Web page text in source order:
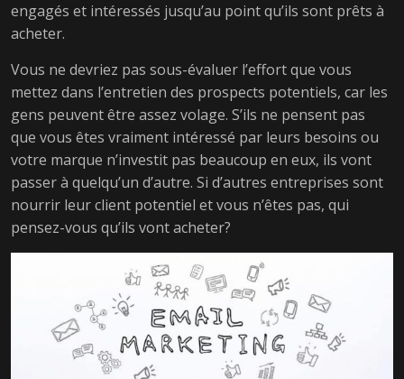
engagés et intéressés jusqu’au point qu’ils sont prêts à
acheter.
Vous ne devriez pas sous-évaluer l’effort que vous
mettez dans l’entretien des prospects potentiels, car les
gens peuvent être assez volage. S’ils ne pensent pas
que vous êtes vraiment intéressé par leurs besoins ou
votre marque n’investit pas beaucoup en eux, ils vont
passer à quelqu’un d’autre. Si d’autres entreprises sont
nourrir leur client potentiel et vous n’êtes pas, qui
pensez-vous qu’ils vont acheter?